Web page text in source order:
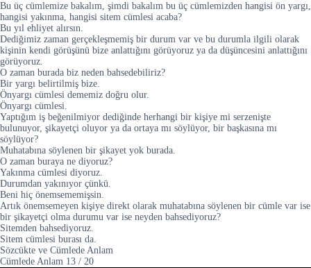
Bu üç cümlemize bakalım, şimdi bakalım bu üç cümlemizden hangisi ön yargı,
hangisi yakınma, hangisi sitem cümlesi acaba?
Bu yıl ehliyet alırsın.
Dediğimiz zaman gerçekleşmemiş bir durum var ve bu durumla ilgili olarak
kişinin kendi görüşünü bize anlattığını görüyoruz ya da düşüncesini anlattığını
görüyoruz.
O zaman burada biz neden bahsedebiliriz?
Bir yargı belirtilmiş bize.
Önyargı cümlesi dememiz doğru olur.
Önyargı cümlesi.
Yaptığım iş beğenilmiyor dediğinde herhangi bir kişiye mi serzenişte
bulunuyor, şikayetçi oluyor ya da ortaya mı söylüyor, bir başkasına mı
söylüyor?
Muhatabına söylenen bir şikayet yok burada.
O zaman buraya ne diyoruz?
Yakınma cümlesi diyoruz.
Durumdan yakınıyor çünkü.
Beni hiç önemsememişsin.
Artık önemsemeyen kişiye direkt olarak muhatabına söylenen bir cümle var ise
bir şikayetçi olma durumu var ise neyden bahsediyoruz?
Sitemden bahsediyoruz.
Sitem cümlesi burası da.
Sözcükte ve Cümlede Anlam
Cümlede Anlam 13 / 20